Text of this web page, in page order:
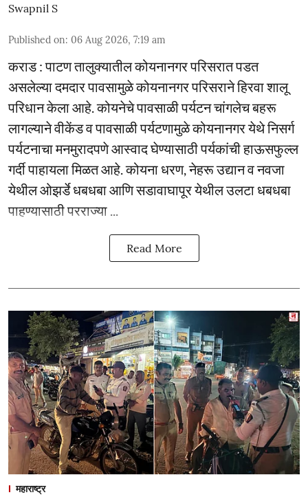
Swapnil S
Published on: 06 Aug 2026, 7:19 am
कराड : पाटण तालुक्यातील कोयनानगर परिसरात पडत
असलेल्या दमदार पावसामुळे कोयनानगर परिसराने हिरवा शालू
परिधान केला आहे. कोयनेचे पावसाळी पर्यटन चांगलेच बहरू
लागल्याने वीकेंड व पावसाळी पर्यटणामुळे कोयनानगर येथे निसर्ग
पर्यटनाचा मनमुरादपणे आस्वाद घेण्यासाठी पर्यकांची हाऊसफुल्ल
गर्दी पाहायला मिळत आहे. कोयना धरण, नेहरू उद्यान व नवजा
येथील ओझर्डे धबधबा आणि सडावाघापूर येथील उलटा धबधबा
पाहण्यासाठी परराज्या ...
Read More
महाराष्ट्र